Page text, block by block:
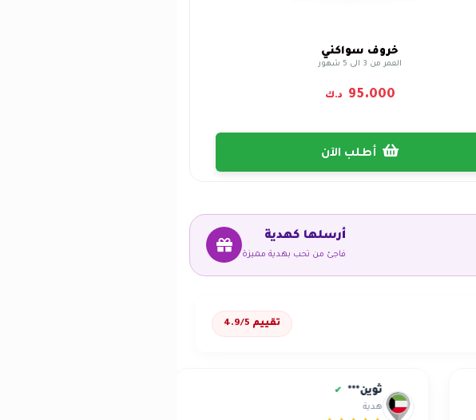
خروف سواكني
العمر من 3 الى 5 شهور
95.000 د.ك
أرسلها كهدية
فاجئ من تحب بهدية مميزة
تقييم 4.9/5
✔